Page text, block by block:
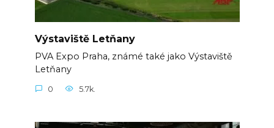
Výstaviště Letňany
PVA Expo Praha, známé také jako Výstaviště
Letňany
0 5.7k.